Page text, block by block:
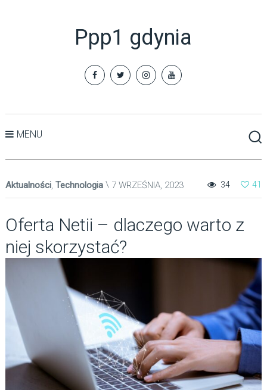
Ppp1 gdynia
MENU
Aktualności, Technologia 7 WRZEŚNIA, 2023 41
34
Oferta Netii – dlaczego warto z
niej skorzystać?